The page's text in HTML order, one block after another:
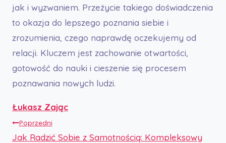
jak i wyzwaniem. Przeżycie takiego doświadczenia
to okazja do lepszego poznania siebie i
zrozumienia, czego naprawdę oczekujemy od
relacji. Kluczem jest zachowanie otwartości,
gotowość do nauki i cieszenie się procesem
poznawania nowych ludzi.
Łukasz Zając
Nawigacja
Poprzedni
Jak Radzić Sobie z Samotnością: Kompleksowy